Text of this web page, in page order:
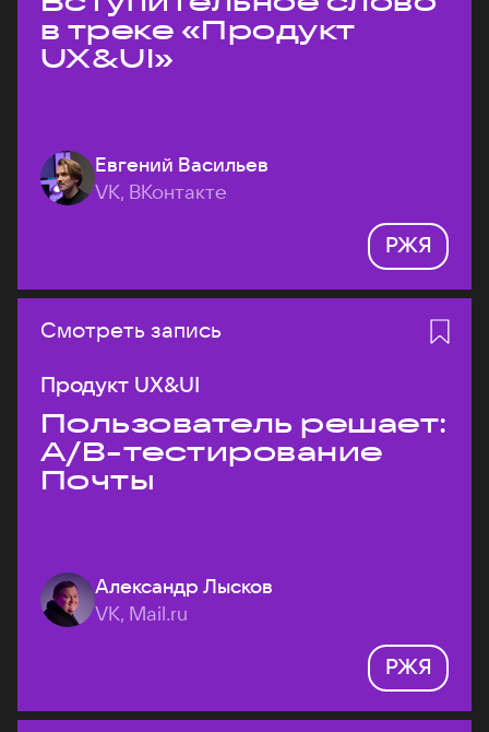
в треке «Продукт
UX&UI»
Евгений Васильев
VK, ВКонтакте
РЖЯ
Смотреть запись
Продукт UX&UI
Пользователь решает:
A/B-тестирование
Почты
Александр Лысков
VK, Mail.ru
РЖЯ